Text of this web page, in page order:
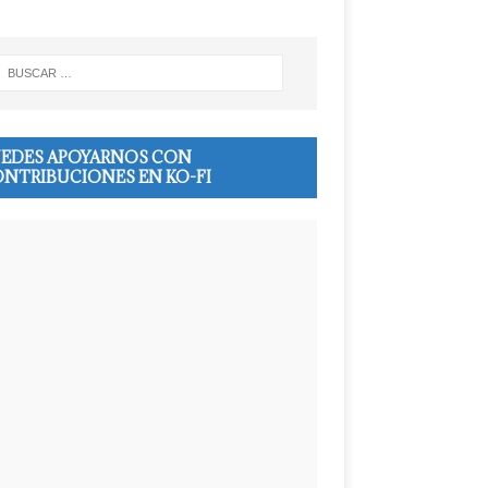
APOYARNOS CON
EN KO-FI